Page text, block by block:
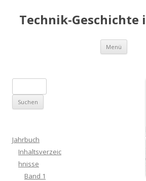
Technik-Geschichte
Menü Springe
Inhalt
u
c
n
Jahrbuch
Inhaltsverzeic
hnisse
Band 1